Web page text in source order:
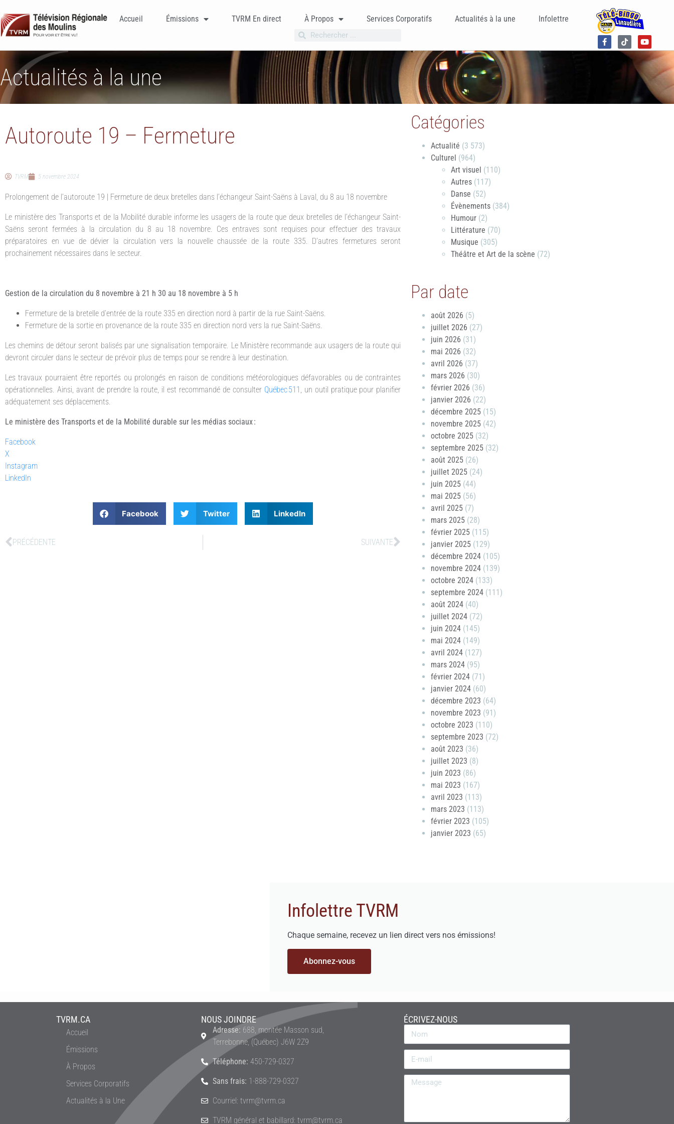
Accueil Émissions TVRM En direct À Propos Services Corporatifs Actualités à la une Infolettre
Actualités à la une
Autoroute 19 – Fermeture
TVRM 5 novembre 2024
Prolongement de l’autoroute 19 | Fermeture de deux bretelles dans l’échangeur Saint-Saëns à Laval, du 8 au 18 novembre
Le ministère des Transports et de la Mobilité durable informe les usagers de la route que deux bretelles de l’échangeur Saint-
Saëns seront fermées à la circulation du 8 au 18 novembre. Ces entraves sont requises pour effectuer des travaux
préparatoires en vue de dévier la circulation vers la nouvelle chaussée de la route 335. D’autres fermetures seront
prochainement nécessaires dans le secteur.
Gestion de la circulation du 8 novembre à 21 h 30 au 18 novembre à 5 h
Fermeture de la bretelle d’entrée de la route 335 en direction nord à partir de la rue Saint-Saëns.
Fermeture de la sortie en provenance de la route 335 en direction nord vers la rue Saint-Saëns.
Les chemins de détour seront balisés par une signalisation temporaire. Le Ministère recommande aux usagers de la route qui
devront circuler dans le secteur de prévoir plus de temps pour se rendre à leur destination.
Les travaux pourraient être reportés ou prolongés en raison de conditions météorologiques défavorables ou de contraintes
opérationnelles. Ainsi, avant de prendre la route, il est recommandé de consulter Québec 511 , un outil pratique pour planifier
adéquatement ses déplacements.
Le ministère des Transports et de la Mobilité durable sur les médias sociaux :
Facebook
X
Instagram
LinkedIn
Facebook Twitter LinkedIn
PRÉCÉDENTE SUIVANTE
Catégories
Actualité (3 573)
Culturel (964)
Art visuel (110)
Autres (117)
Danse (52)
Évènements (384)
Humour (2)
Littérature (70)
Musique (305)
Théâtre et Art de la scène (72)
Par date
août 2026 (5)
juillet 2026 (27)
juin 2026 (31)
mai 2026 (32)
avril 2026 (37)
mars 2026 (30)
février 2026 (36)
janvier 2026 (22)
décembre 2025 (15)
novembre 2025 (42)
octobre 2025 (32)
septembre 2025 (32)
août 2025 (26)
juillet 2025 (24)
juin 2025 (44)
mai 2025 (56)
avril 2025 (7)
mars 2025 (28)
février 2025 (115)
janvier 2025 (129)
décembre 2024 (105)
novembre 2024 (139)
octobre 2024 (133)
septembre 2024 (111)
août 2024 (40)
juillet 2024 (72)
juin 2024 (145)
mai 2024 (149)
avril 2024 (127)
mars 2024 (95)
février 2024 (71)
janvier 2024 (60)
décembre 2023 (64)
novembre 2023 (91)
octobre 2023 (110)
septembre 2023 (72)
août 2023 (36)
juillet 2023 (8)
juin 2023 (86)
mai 2023 (167)
avril 2023 (113)
mars 2023 (113)
février 2023 (105)
janvier 2023 (65)
Infolettre TVRM
Chaque semaine, recevez un lien direct vers nos émissions!
Abonnez-vous
TVRM.CA
Accueil
Émissions
À Propos
Services Corporatifs
Actualités à la Une
NOUS JOINDRE
Adresse: 688, montée Masson sud,
Terrebonne, (Québec) J6W 2Z9
Téléphone: 450-729-0327
Sans frais: 1-888-729-0327
Courriel: tvrm@tvrm.ca
TVRM général et babillard: tvrm@tvrm.ca
ÉCRIVEZ-NOUS